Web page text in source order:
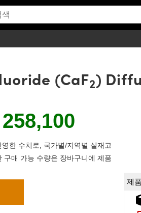
(CaF2)
to adjust the quantity.
한 수치로, 국가별/지역별 실재고
매 가능 수량은 장바구니에 제품
제